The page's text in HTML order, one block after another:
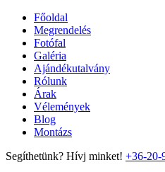
Főoldal
Megrendelés
Fotófal
Galéria
Ajándékutalvány
Rólunk
Árak
Vélemények
Blog
Montázs
Segíthetünk? Hívj minket! +36-20-